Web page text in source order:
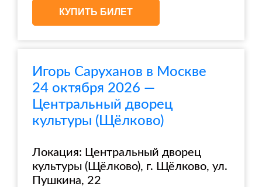
КУПИТЬ БИЛЕТ
Игорь Саруханов в Москве
24 октября 2026 —
Центральный дворец
культуры (Щёлково)
Локация: Центральный дворец
культуры (Щёлково), г. Щёлково, ул.
Пушкина, 22